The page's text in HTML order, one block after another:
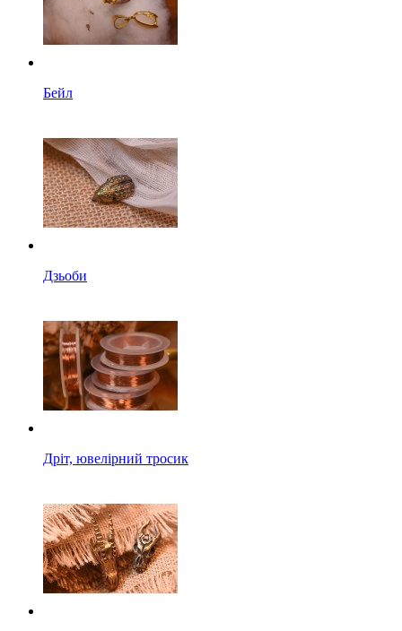
Бейл
Дзьоби
Дріт, ювелірний тросик